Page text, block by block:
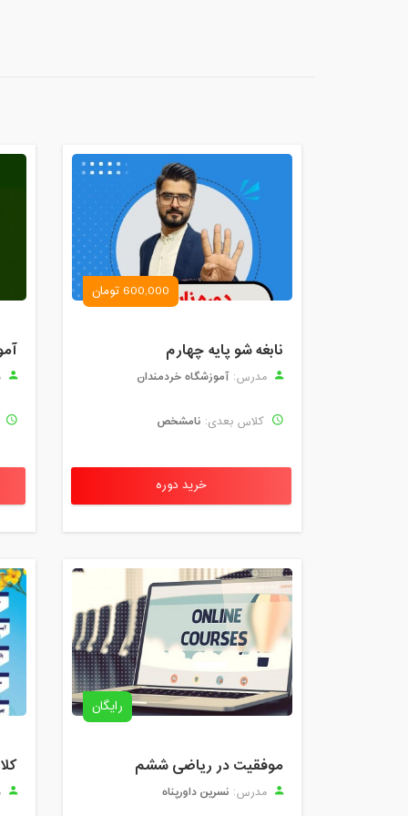
600,000 تومان
نابغه شو پایه چهارم
مدرس: آموزشگاه خردمندان
کلاس بعدی: نامشخص
خرید دوره
رایگان
موفقیت در ریاضی ششم
مدرس: نسرین داورپناه